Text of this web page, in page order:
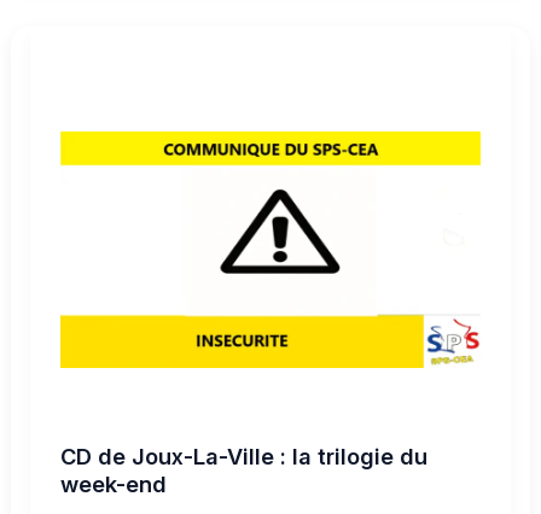
CD de Joux-La-Ville : la trilogie du
week-end
Joux-
La-
week-